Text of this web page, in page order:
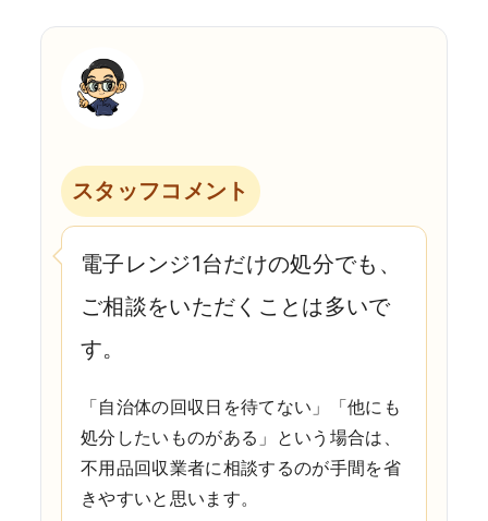
スタッフコメント
電子レンジ1台だけの処分でも、
ご相談をいただくことは多いで
す。
「自治体の回収日を待てない」「他にも
処分したいものがある」という場合は、
不用品回収業者に相談するのが手間を省
きやすいと思います。